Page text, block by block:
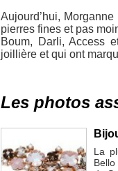
Aujourd’hui,
pierres fines et pas
Boum, Darli, Access
joillière et qui ont
Les photos
La